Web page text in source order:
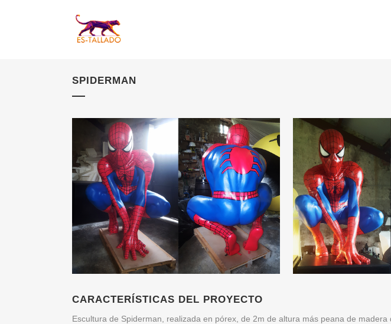
SPIDERMAN
CARACTERÍSTICAS DEL PROYECTO
Escultura de Spiderman, realizada en pórex, de 2m de altura más peana de